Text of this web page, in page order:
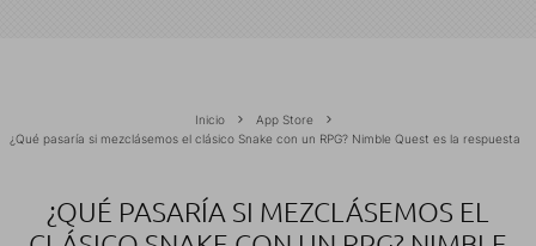
Inicio
App Store
¿Qué pasaría si mezclásemos el clásico Snake con un RPG? Nimble Quest es la respuesta
¿QUÉ PASARÍA SI MEZCLÁSEMOS EL